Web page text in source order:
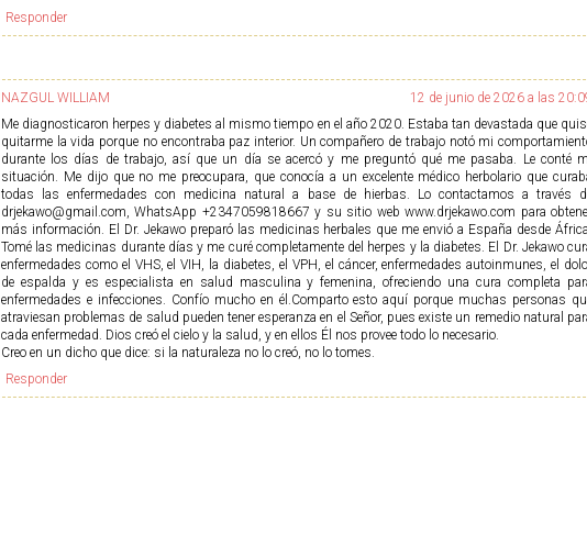
Responder
NAZGUL WILLIAM
12 de junio de 2026 a las
Me diagnosticaron herpes y diabetes al mismo tiempo en el año 2020. Estaba tan devastada que
quitarme la vida porque no encontraba paz interior. Un compañero de trabajo notó mi
durante los días de trabajo, así que un día se acercó y me preguntó qué me pasaba. Le conté
situación. Me dijo que no me preocupara, que conocía a un excelente médico herbolario que
todas las enfermedades con medicina natural a base de hierbas. Lo contactamos a través
drjekawo@gmail.com, WhatsApp +2347059818667 y su sitio web www.drjekawo.com para
más información. El Dr. Jekawo preparó las medicinas herbales que me envió a España desde
Tomé las medicinas durante días y me curé completamente del herpes y la diabetes. El Dr. Jekawo
enfermedades como el VHS, el VIH, la diabetes, el VPH, el cáncer, enfermedades autoinmunes, el
de espalda y es especialista en salud masculina y femenina, ofreciendo una cura completa
enfermedades e infecciones. Confío mucho en él.Comparto esto aquí porque muchas personas
atraviesan problemas de salud pueden tener esperanza en el Señor, pues existe un remedio natural
cada enfermedad. Dios creó el cielo y la salud, y en ellos Él nos provee todo lo necesario.
Creo en un dicho que dice: si la naturaleza no lo creó, no lo tomes.
Responder